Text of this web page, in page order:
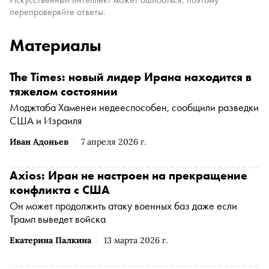
перепроверяйте ответы.
Материалы
Иван Адоньев 7 апреля 2026 г.
The Times: новый лидер Ирана находится в
тяжелом состоянии
Моджтаба Хаменеи недееспособен, сообщили разведки
США и Израиля
Екатерина Палкина 13 марта 2026 г.
Axios: Иран не настроен на прекращение
конфликта с США
Он может продолжить атаку военных баз даже если
Трамп выведет войска